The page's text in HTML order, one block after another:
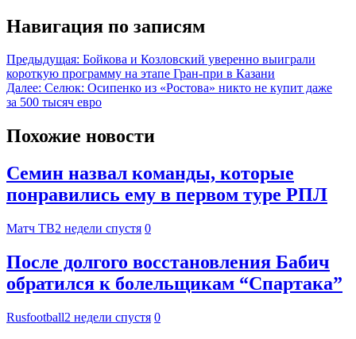
Навигация по записям
Предыдущая: Бойкова и Козловский уверенно выиграли
короткую программу на этапе Гран-при в Казани
Далее: Селюк: Осипенко из «Ростова» никто не купит даже
за 500 тысяч евро
Похожие новости
Семин назвал команды, которые
понравились ему в первом туре РПЛ
Матч ТВ2 недели спустя 0
После долгого восстановления Бабич
обратился к болельщикам “Спартака”
Rusfootball2 недели спустя 0